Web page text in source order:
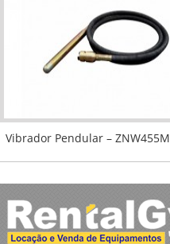
Vibrador Pendular – ZNW455M